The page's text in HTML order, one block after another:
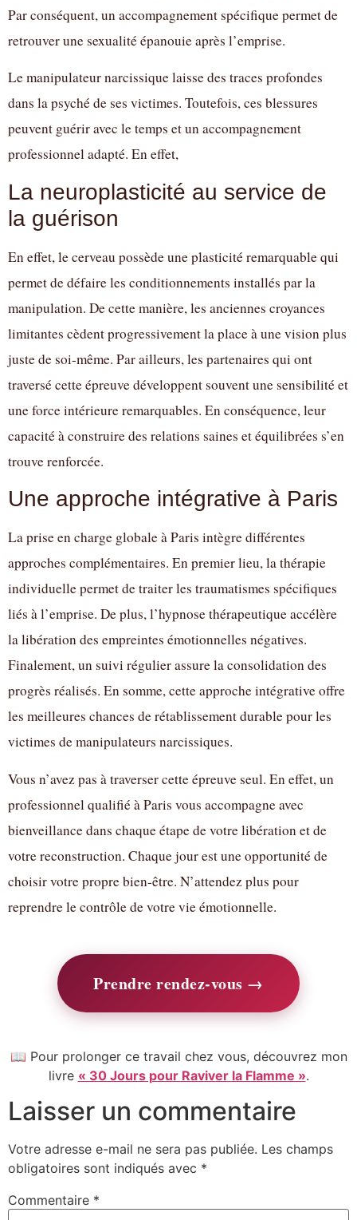
Par conséquent, un accompagnement spécifique permet de
retrouver une sexualité épanouie après l’emprise.
Le manipulateur narcissique laisse des traces profondes
dans la psyché de ses victimes. Toutefois, ces blessures
peuvent guérir avec le temps et un accompagnement
professionnel adapté. En effet,
La neuroplasticité au service de
la guérison
En effet, le cerveau possède une plasticité remarquable qui
permet de défaire les conditionnements installés par la
manipulation. De cette manière, les anciennes croyances
limitantes cèdent progressivement la place à une vision plus
juste de soi-même. Par ailleurs, les partenaires qui ont
traversé cette épreuve développent souvent une sensibilité et
une force intérieure remarquables. En conséquence, leur
capacité à construire des relations saines et équilibrées s’en
trouve renforcée.
Une approche intégrative à Paris
La prise en charge globale à Paris intègre différentes
approches complémentaires. En premier lieu, la thérapie
individuelle permet de traiter les traumatismes spécifiques
liés à l’emprise. De plus, l’hypnose thérapeutique accélère
la libération des empreintes émotionnelles négatives.
Finalement, un suivi régulier assure la consolidation des
progrès réalisés. En somme, cette approche intégrative offre
les meilleures chances de rétablissement durable pour les
victimes de manipulateurs narcissiques.
Vous n’avez pas à traverser cette épreuve seul. En effet, un
professionnel qualifié à Paris vous accompagne avec
bienveillance dans chaque étape de votre libération et de
votre reconstruction. Chaque jour est une opportunité de
choisir votre propre bien-être. N’attendez plus pour
reprendre le contrôle de votre vie émotionnelle.
Prendre rendez-vous →
📖 Pour prolonger ce travail chez vous, découvrez mon
livre « 30 Jours pour Raviver la Flamme ».
Laisser un commentaire
Votre adresse e-mail ne sera pas publiée. Les champs
obligatoires sont indiqués avec *
Commentaire *